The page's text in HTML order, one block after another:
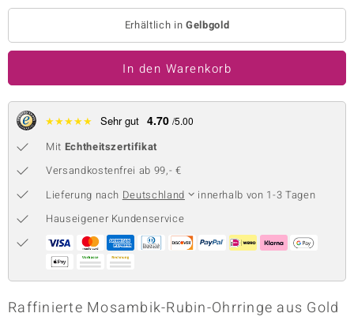
BY DE MELO
Collection
Classics
Erhältlich in Gelbgold
In den Warenkorb
★★★★★ Sehr gut 4.70 /5.00
Mit Echtheitszertifikat
Versandkostenfrei ab 99,- €
Lieferung nach Deutschland
innerhalb von 1-3 Tagen
Hauseigener Kundenservice
Raffinierte Mosambik-Rubin-Ohrringe aus Gold